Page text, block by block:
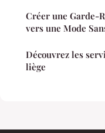
Créer une Garde-
vers une Mode
Découvrez les
liège